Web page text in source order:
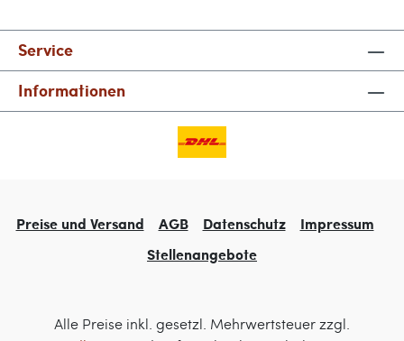
Service
Informationen
Preise und Versand AGB Datenschutz
Impressum
Stellenangebote
Alle Preise inkl. gesetzl. Mehrwertsteuer zzgl.